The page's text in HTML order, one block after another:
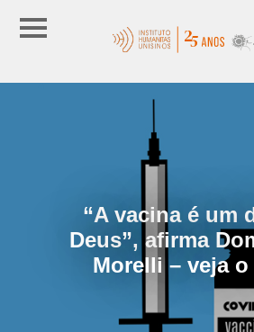
“A vacina é um
Deus”, afirma
Morelli – veja